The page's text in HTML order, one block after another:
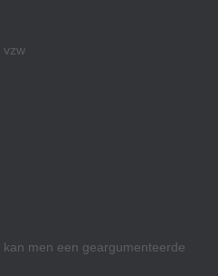
vzw
men een geargumenteerde